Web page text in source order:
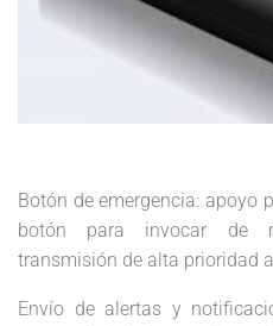
Botón de emergencia: apoyo
botón para invocar de
transmisión de alta prioridad
Envío de alertas y